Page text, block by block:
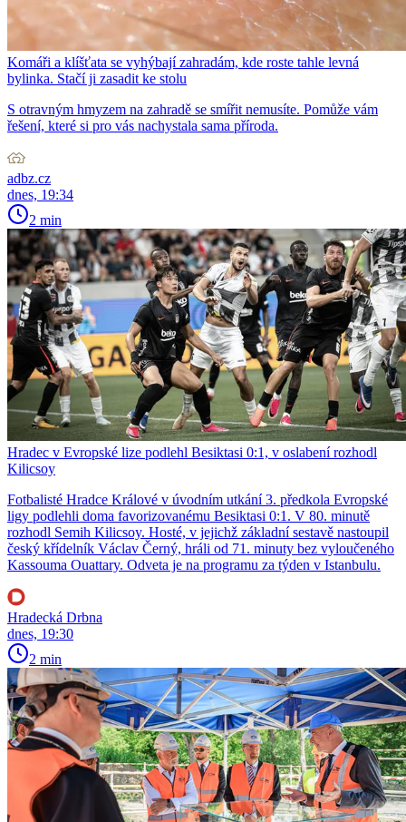
Komáři a klíšťata se vyhýbají zahradám, kde roste tahle levná
bylinka. Stačí ji zasadit ke stolu
S otravným hmyzem na zahradě se smířit nemusíte. Pomůže vám
řešení, které si pro vás nachystala sama příroda.
adbz.cz
dnes, 19:34
2 min
Hradec v Evropské lize podlehl Besiktasi 0:1, v oslabení rozhodl
Kilicsoy
Fotbalisté Hradce Králové v úvodním utkání 3. předkola Evropské
ligy podlehli doma favorizovanému Besiktasi 0:1. V 80. minutě
rozhodl Semih Kilicsoy. Hosté, v jejichž základní sestavě nastoupil
český křídelník Václav Černý, hráli od 71. minuty bez vyloučeného
Kassouma Ouattary. Odveta je na programu za týden v Istanbulu.
Hradecká Drbna
dnes, 19:30
2 min